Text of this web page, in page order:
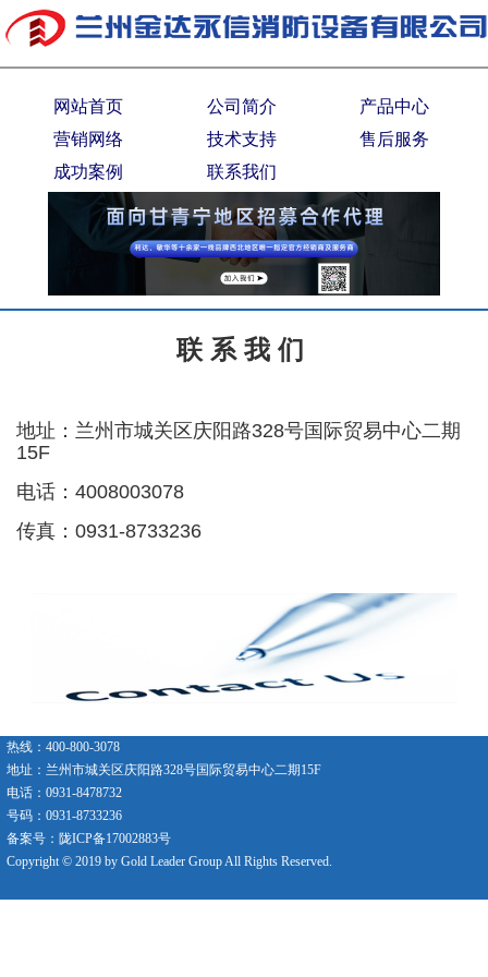
网站首页 公司简介
产品中心
营销网络
技术支持
售后服务
成功案例
联系我们
联 系 我 们
地址： 兰州市城关区庆阳路328号国际贸易中心二期
15F
电话：4008003078
传真：0931-8733236
热线：400-800-3078
地址：兰州市城关区庆阳路328号国际贸易中心二期15F
电话：0931-8478732
号码：0931-8733236
备案号：陇ICP备17002883号
Copyright © 2019 by Gold Leader Group All Rights Reserved.